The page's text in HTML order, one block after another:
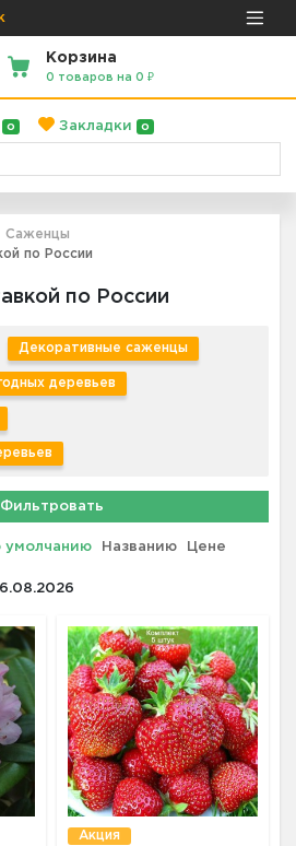
Корзина
0 товаров на 0 ₽
0 Закладки 0
Саженцы
по России
по России
Декоративные саженцы
деревьев
Фильтровать
умолчанию Названию
Цене
Акция